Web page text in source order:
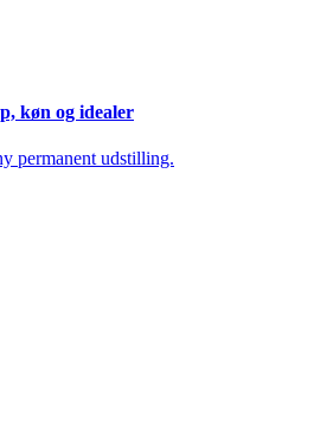
køn og idealer
permanent udstilling.